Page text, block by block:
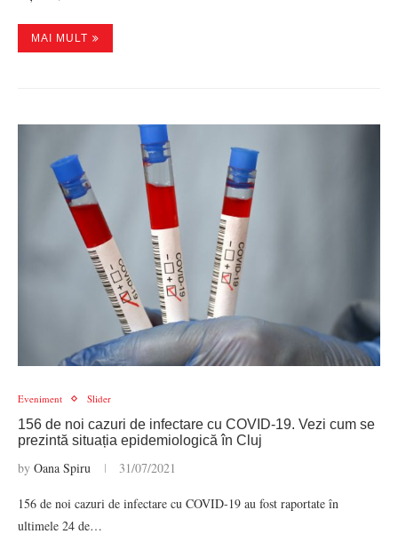
MAI MULT
Eveniment Slider
156 de noi cazuri de infectare cu COVID-19. Vezi cum se
prezintă situația epidemiologică în Cluj
by Oana Spiru 31/07/2021
156 de noi cazuri de infectare cu COVID-19 au fost raportate în
ultimele 24 de…